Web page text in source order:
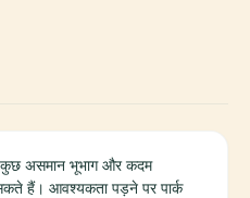
असमान भूभाग और कदम
हैं। आवश्यकता पड़ने पर पार्क